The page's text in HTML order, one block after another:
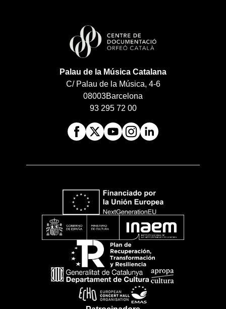
Palau de la Música Catalana
C/ Palau de la Música, 4-6
08003Barcelona
93 295 72 00